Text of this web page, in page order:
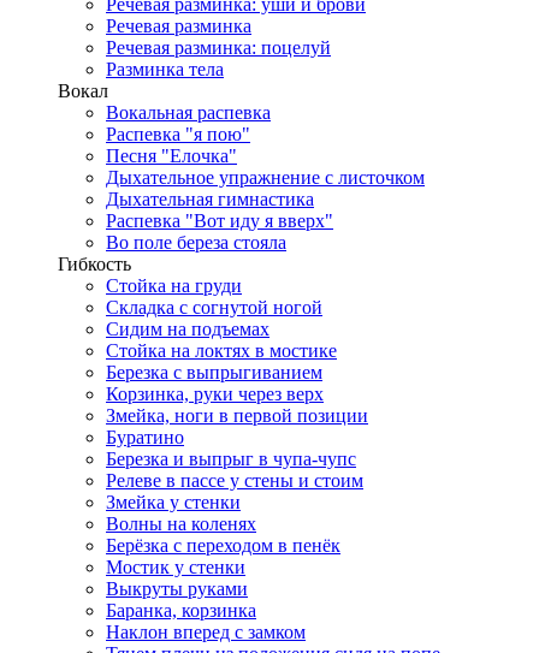
Речевая разминка: уши и брови
Речевая разминка
Речевая разминка: поцелуй
Разминка тела
Вокал
Вокальная распевка
Распевка "я пою"
Песня "Елочка"
Дыхательное упражнение с листочком
Дыхательная гимнастика
Распевка "Вот иду я вверх"
Во поле береза стояла
Гибкость
Стойка на груди
Складка с согнутой ногой
Сидим на подъемах
Стойка на локтях в мостике
Березка с выпрыгиванием
Корзинка, руки через верх
Змейка, ноги в первой позиции
Буратино
Березка и выпрыг в чупа-чупс
Релеве в пассе у стены и стоим
Змейка у стенки
Волны на коленях
Берёзка с переходом в пенёк
Мостик у стенки
Выкруты руками
Баранка, корзинка
Наклон вперед с замком